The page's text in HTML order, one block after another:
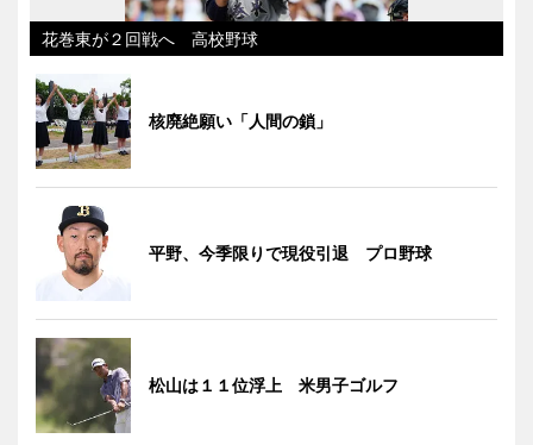
花巻東が２回戦へ 高校野球
核廃絶願い「人間の鎖」
平野、今季限りで現役引退 プロ野球
松山は１１位浮上 米男子ゴルフ